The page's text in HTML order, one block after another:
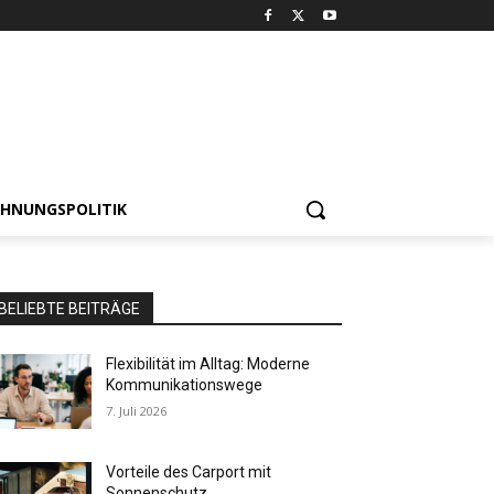
BEITRÄGE
Flexibilität im Alltag: Moderne
Kommunikationswege
7. Juli 2026
Vorteile des Carport mit